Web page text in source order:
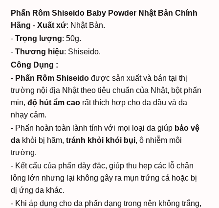
Phấn Rôm Shiseido Baby Powder Nhật Bản Chính
Hãng - Xuất xứ: Nhật Bản.
- Trọng lượng: 50g.
- Thương hiệu: Shiseido.
Công Dụng :
- Phấn Rôm Shiseido được sản xuất và bán tại thị
trường nội địa Nhật theo tiêu chuẩn của Nhật, bột phấn
mịn, độ hút ẩm cao rất thích hợp cho da dầu và da
nhạy cảm.
- Phấn hoàn toàn lành tính với mọi loại da giúp bảo vệ
da khỏi bị hăm, tránh khỏi khói bụi, ô nhiễm môi
trường.
- Kết cấu của phấn dày đặc, giúp thu hẹp các lỗ chân
lông lớn nhưng lại không gây ra mụn trứng cá hoặc bị
dị ứng da khác.
- Khi áp dụng cho da phấn dạng trong nên không trắng,